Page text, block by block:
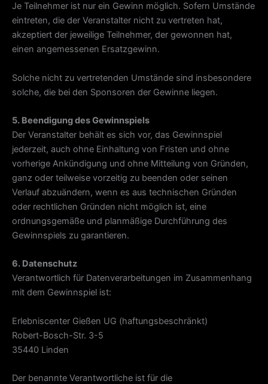
Je Teilnehmer ist nur ein Gewinn möglich. Sofern Umstände
eintreten, die der Veranstalter nicht zu vertreten hat,
akzeptiert der jeweilige Teilnehmer, der gewonnen hat,
einen angemessenen Ersatzgewinn.
Solche nicht zu vertretenden Umstände sind insbesondere
solche, die bei den Sponsoren der Gewinne liegen.
5. Beendigung des Gewinnspiels
Der Veranstalter behält es sich vor, das Gewinnspiel
jederzeit, auch ohne Einhaltung von Fristen und ohne
vorherige Ankündigung und ohne Mitteilung von Gründen,
ganz oder teilweise vorzeitig zu beenden oder seinen
Verlauf abzuändern, wenn es aus technischen Gründen
oder rechtlichen Gründen nicht möglich ist, eine
ordnungsgemäße und planmäßige Durchführung des
Gewinnspiels zu garantieren.
6. Datenschutz
Verantwortlich für Datenverarbeitungen im Zusammenhang
mit dem Gewinnspiel ist:
Erlebniscenter Gießen UG (haftungsbeschränkt)
Robert-Bosch-Str. 3-5
35440 Linden
Der benannte Verantwortliche ist für die